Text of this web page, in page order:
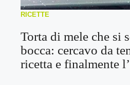
RICETTE
Torta di mele che si
bocca: cercavo da
ricetta e finalmente